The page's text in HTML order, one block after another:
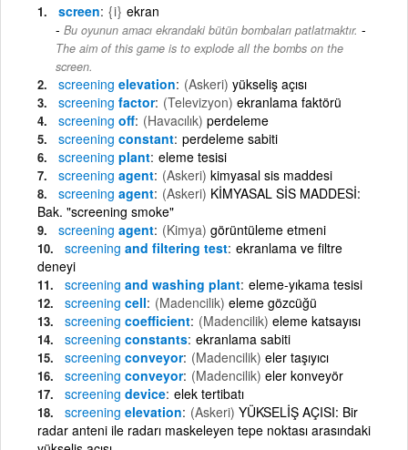
screen {i} ekran
Bu oyunun amacı ekrandaki bütün bombaları patlatmaktır. -
The aim of this game is to explode all the bombs on the
screen.
screening elevation (Askeri) yükseliş açısı
screening factor (Televizyon) ekranlama faktörü
screening off (Havacılık) perdeleme
screening constant perdeleme sabiti
screening plant eleme tesisi
screening agent (Askeri) kimyasal sis maddesi
screening agent (Askeri) KİMYASAL SİS MADDESİ:
Bak. "screening smoke"
screening agent (Kimya) görüntüleme etmeni
screening and filtering test ekranlama ve filtre
deneyi
screening and washing plant eleme-yıkama tesisi
screening cell (Madencilik) eleme gözcüğü
screening coefficient (Madencilik) eleme katsayısı
screening constants ekranlama sabiti
screening conveyor (Madencilik) eler taşıyıcı
screening conveyor (Madencilik) eler konveyör
screening device elek tertibatı
screening elevation (Askeri) YÜKSELİŞ AÇISI: Bir
radar anteni ile radarı maskeleyen tepe noktası arasındaki